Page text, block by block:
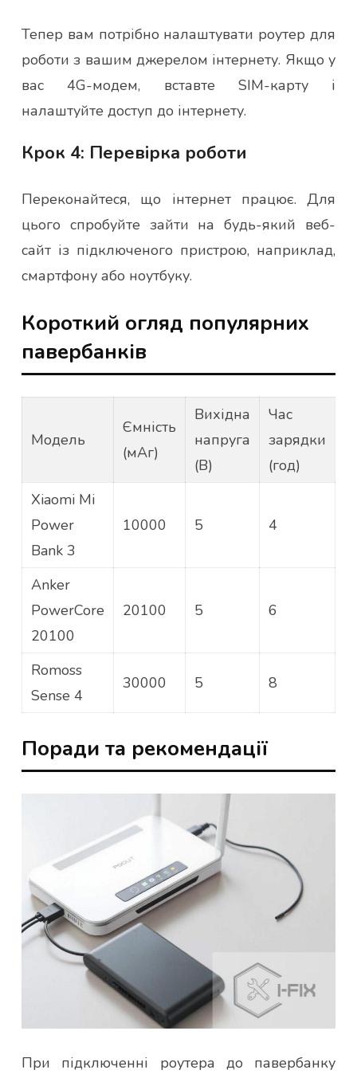
Тепер вам потрібно налаштувати роутер для
роботи з вашим джерелом інтернету. Якщо у
вас 4G-модем, вставте SIM-карту і
налаштуйте доступ до інтернету.
Крок 4: Перевірка роботи
Переконайтеся, що інтернет працює. Для
цього спробуйте зайти на будь-який веб-
сайт із підключеного пристрою, наприклад,
смартфону або ноутбуку.
Короткий огляд популярних
павербанків
Модель
Ємність
(мАг)
Вихідна
напруга
(В)
Час
зарядки
(год)
Xiaomi Mi
Power
Bank 3
10000 5 4
Anker
PowerCore
20100
20100 5 6
Romoss
Sense 4
30000 5 8
Поради та рекомендації
При підключенні роутера до павербанку